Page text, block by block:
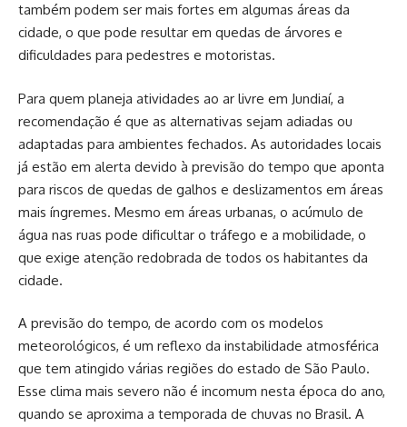
também podem ser mais fortes em algumas áreas da
cidade, o que pode resultar em quedas de árvores e
dificuldades para pedestres e motoristas.
Para quem planeja atividades ao ar livre em Jundiaí, a
recomendação é que as alternativas sejam adiadas ou
adaptadas para ambientes fechados. As autoridades locais
já estão em alerta devido à previsão do tempo que aponta
para riscos de quedas de galhos e deslizamentos em áreas
mais íngremes. Mesmo em áreas urbanas, o acúmulo de
água nas ruas pode dificultar o tráfego e a mobilidade, o
que exige atenção redobrada de todos os habitantes da
cidade.
A previsão do tempo, de acordo com os modelos
meteorológicos, é um reflexo da instabilidade atmosférica
que tem atingido várias regiões do estado de São Paulo.
Esse clima mais severo não é incomum nesta época do ano,
quando se aproxima a temporada de chuvas no Brasil. A